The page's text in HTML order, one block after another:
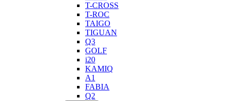
T-CROSS
T-ROC
TAIGO
TIGUAN
Q3
GOLF
i20
KAMIQ
A1
FABIA
Q2